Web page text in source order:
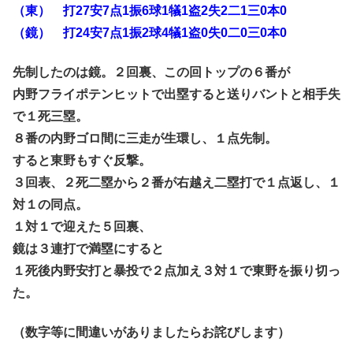
（東） 打27安7点1振6球1犠1盗2失2二1三0本0
（鏡） 打24安7点1振2球4犠1盗0失0二0三0本0
先制したのは鏡。２回裏、この回トップの６番が
内野フライポテンヒットで出塁すると送りバントと相手失
で１死三塁。
８番の内野ゴロ間に三走が生環し、１点先制。
すると東野もすぐ反撃。
３回表、２死二塁から２番が右越え二塁打で１点返し、１
対１の同点。
１対１で迎えた５回裏、
鏡は３連打で満塁にすると
１死後内野安打と暴投で２点加え３対１で東野を振り切っ
た。
（数字等に間違いがありましたらお詫びします）